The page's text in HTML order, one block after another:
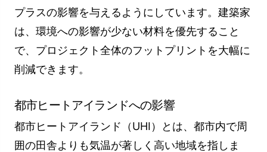
プラスの影響を与えるようにしています。建築家
は、環境への影響が少ない材料を優先すること
で、プロジェクト全体のフットプリントを大幅に
削減できます。
都市ヒートアイランドへの影響
都市ヒートアイランド（UHI）とは、都市内で周
囲の田舎よりも気温が著しく高い地域を指しま